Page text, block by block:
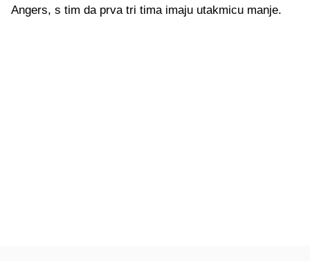
Angers, s tim da prva tri tima imaju utakmicu manje.